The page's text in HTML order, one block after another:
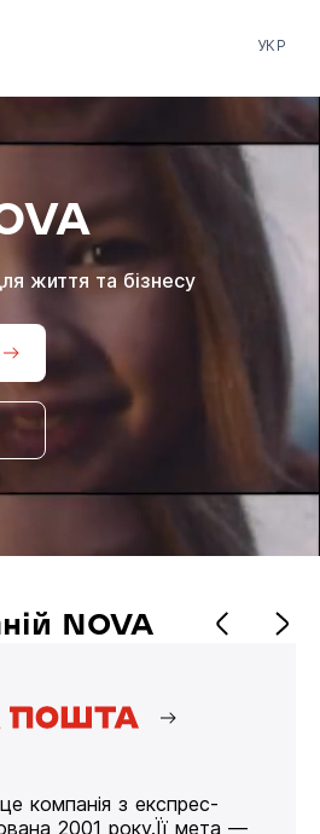
УКР
життя та бізнесу
NOVA
компанія з експрес-
2001 року.Її мета —